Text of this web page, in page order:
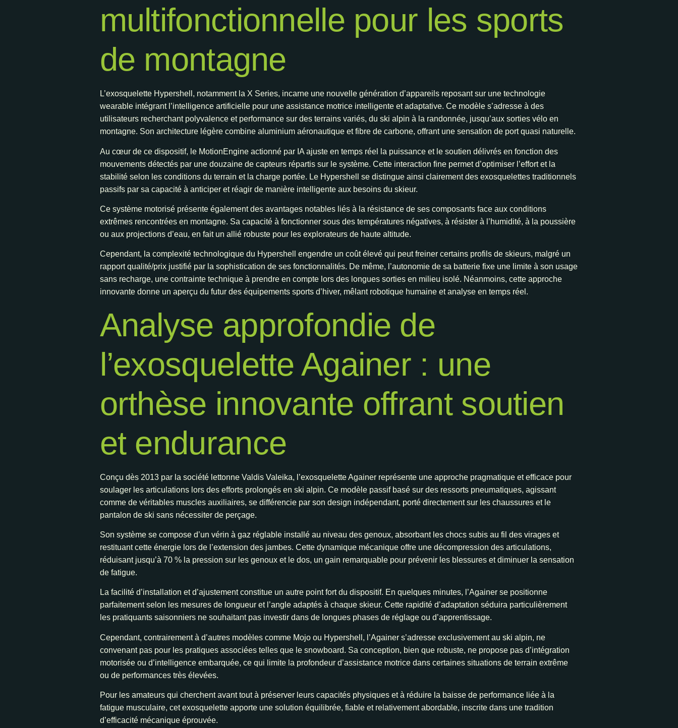
multifonctionnelle pour les sports
de montagne
L’exosquelette Hypershell, notamment la X Series, incarne une nouvelle génération d’appareils reposant sur une technologie
wearable intégrant l’intelligence artificielle pour une assistance motrice intelligente et adaptative. Ce modèle s’adresse à des
utilisateurs recherchant polyvalence et performance sur des terrains variés, du ski alpin à la randonnée, jusqu’aux sorties vélo en
montagne. Son architecture légère combine aluminium aéronautique et fibre de carbone, offrant une sensation de port quasi naturelle.
Au cœur de ce dispositif, le MotionEngine actionné par IA ajuste en temps réel la puissance et le soutien délivrés en fonction des
mouvements détectés par une douzaine de capteurs répartis sur le système. Cette interaction fine permet d’optimiser l’effort et la
stabilité selon les conditions du terrain et la charge portée. Le Hypershell se distingue ainsi clairement des exosquelettes traditionnels
passifs par sa capacité à anticiper et réagir de manière intelligente aux besoins du skieur.
Ce système motorisé présente également des avantages notables liés à la résistance de ses composants face aux conditions
extrêmes rencontrées en montagne. Sa capacité à fonctionner sous des températures négatives, à résister à l’humidité, à la poussière
ou aux projections d’eau, en fait un allié robuste pour les explorateurs de haute altitude.
Cependant, la complexité technologique du Hypershell engendre un coût élevé qui peut freiner certains profils de skieurs, malgré un
rapport qualité/prix justifié par la sophistication de ses fonctionnalités. De même, l’autonomie de sa batterie fixe une limite à son usage
sans recharge, une contrainte technique à prendre en compte lors des longues sorties en milieu isolé. Néanmoins, cette approche
innovante donne un aperçu du futur des équipements sports d’hiver, mêlant robotique humaine et analyse en temps réel.
Analyse approfondie de
l’exosquelette Againer : une
orthèse innovante offrant soutien
et endurance
Conçu dès 2013 par la société lettonne Valdis Valeika, l’exosquelette Againer représente une approche pragmatique et efficace pour
soulager les articulations lors des efforts prolongés en ski alpin. Ce modèle passif basé sur des ressorts pneumatiques, agissant
comme de véritables muscles auxiliaires, se différencie par son design indépendant, porté directement sur les chaussures et le
pantalon de ski sans nécessiter de perçage.
Son système se compose d’un vérin à gaz réglable installé au niveau des genoux, absorbant les chocs subis au fil des virages et
restituant cette énergie lors de l’extension des jambes. Cette dynamique mécanique offre une décompression des articulations,
réduisant jusqu’à 70 % la pression sur les genoux et le dos, un gain remarquable pour prévenir les blessures et diminuer la sensation
de fatigue.
La facilité d’installation et d’ajustement constitue un autre point fort du dispositif. En quelques minutes, l’Againer se positionne
parfaitement selon les mesures de longueur et l’angle adaptés à chaque skieur. Cette rapidité d’adaptation séduira particulièrement
les pratiquants saisonniers ne souhaitant pas investir dans de longues phases de réglage ou d’apprentissage.
Cependant, contrairement à d’autres modèles comme Mojo ou Hypershell, l’Againer s’adresse exclusivement au ski alpin, ne
convenant pas pour les pratiques associées telles que le snowboard. Sa conception, bien que robuste, ne propose pas d’intégration
motorisée ou d’intelligence embarquée, ce qui limite la profondeur d’assistance motrice dans certaines situations de terrain extrême
ou de performances très élevées.
Pour les amateurs qui cherchent avant tout à préserver leurs capacités physiques et à réduire la baisse de performance liée à la
fatigue musculaire, cet exosquelette apporte une solution équilibrée, fiable et relativement abordable, inscrite dans une tradition
d’efficacité mécanique éprouvée.